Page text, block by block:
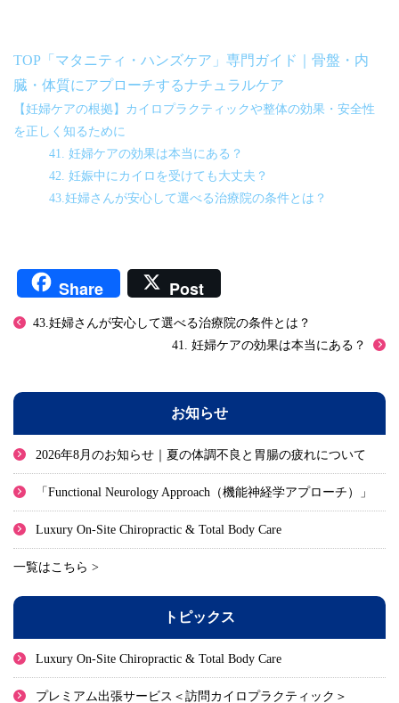
TOP「マタニティ・ハンズケア」専門ガイド｜骨盤・内
臓・体質にアプローチするナチュラルケア
【妊婦ケアの根拠】カイロプラクティックや整体の効果・安全性
を正しく知るために
41. 妊婦ケアの効果は本当にある？
42. 妊娠中にカイロを受けても大丈夫？
43.妊婦さんが安心して選べる治療院の条件とは？
Share Post
43.妊婦さんが安心して選べる治療院の条件とは？
41. 妊婦ケアの効果は本当にある？
お知らせ
2026年8月のお知らせ｜夏の体調不良と胃腸の疲れについて
「Functional Neurology Approach（機能神経学アプローチ）」
Luxury On-Site Chiropractic & Total Body Care
一覧はこちら >
トピックス
Luxury On-Site Chiropractic & Total Body Care
プレミアム出張サービス＜訪問カイロプラクティック＞